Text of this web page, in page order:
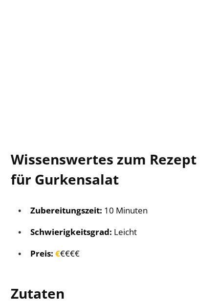
Wissenswertes zum Rezept
für Gurkensalat
Zubereitungszeit: 10 Minuten
Schwierigkeitsgrad: Leicht
Preis: €€€€€
Zutaten